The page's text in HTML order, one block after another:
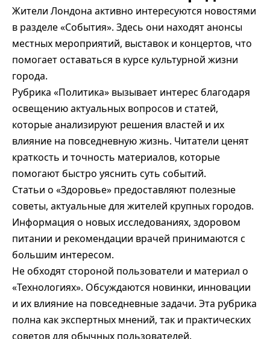
Жители Лондона активно интересуются новостями
в разделе «События». Здесь они находят анонсы
местных мероприятий, выставок и концертов, что
помогает оставаться в курсе культурной жизни
города.
Рубрика «Политика» вызывает интерес благодаря
освещению актуальных вопросов и статей,
которые анализируют решения властей и их
влияние на повседневную жизнь. Читатели ценят
краткость и точность материалов, которые
помогают быстро уяснить суть событий.
Статьи о «Здоровье» предоставляют полезные
советы, актуальные для жителей крупных городов.
Информация о новых исследованиях, здоровом
питании и рекомендации врачей принимаются с
большим интересом.
Не обходят стороной пользователи и материал о
«Технологиях». Обсуждаются новинки, инновации
и их влияние на повседневные задачи. Эта рубрика
полна как экспертных мнений, так и практических
советов для обычных пользователей.